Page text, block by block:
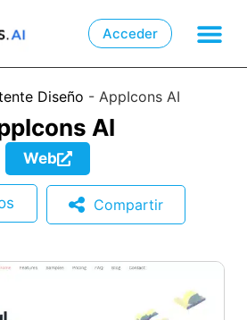
Acceder
Diseño - AppIcons AI
AI
Web
Compartir